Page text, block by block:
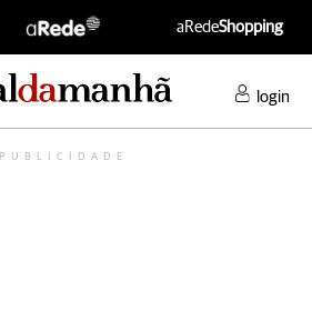
aRedeShopping
login
PUBLICIDADE